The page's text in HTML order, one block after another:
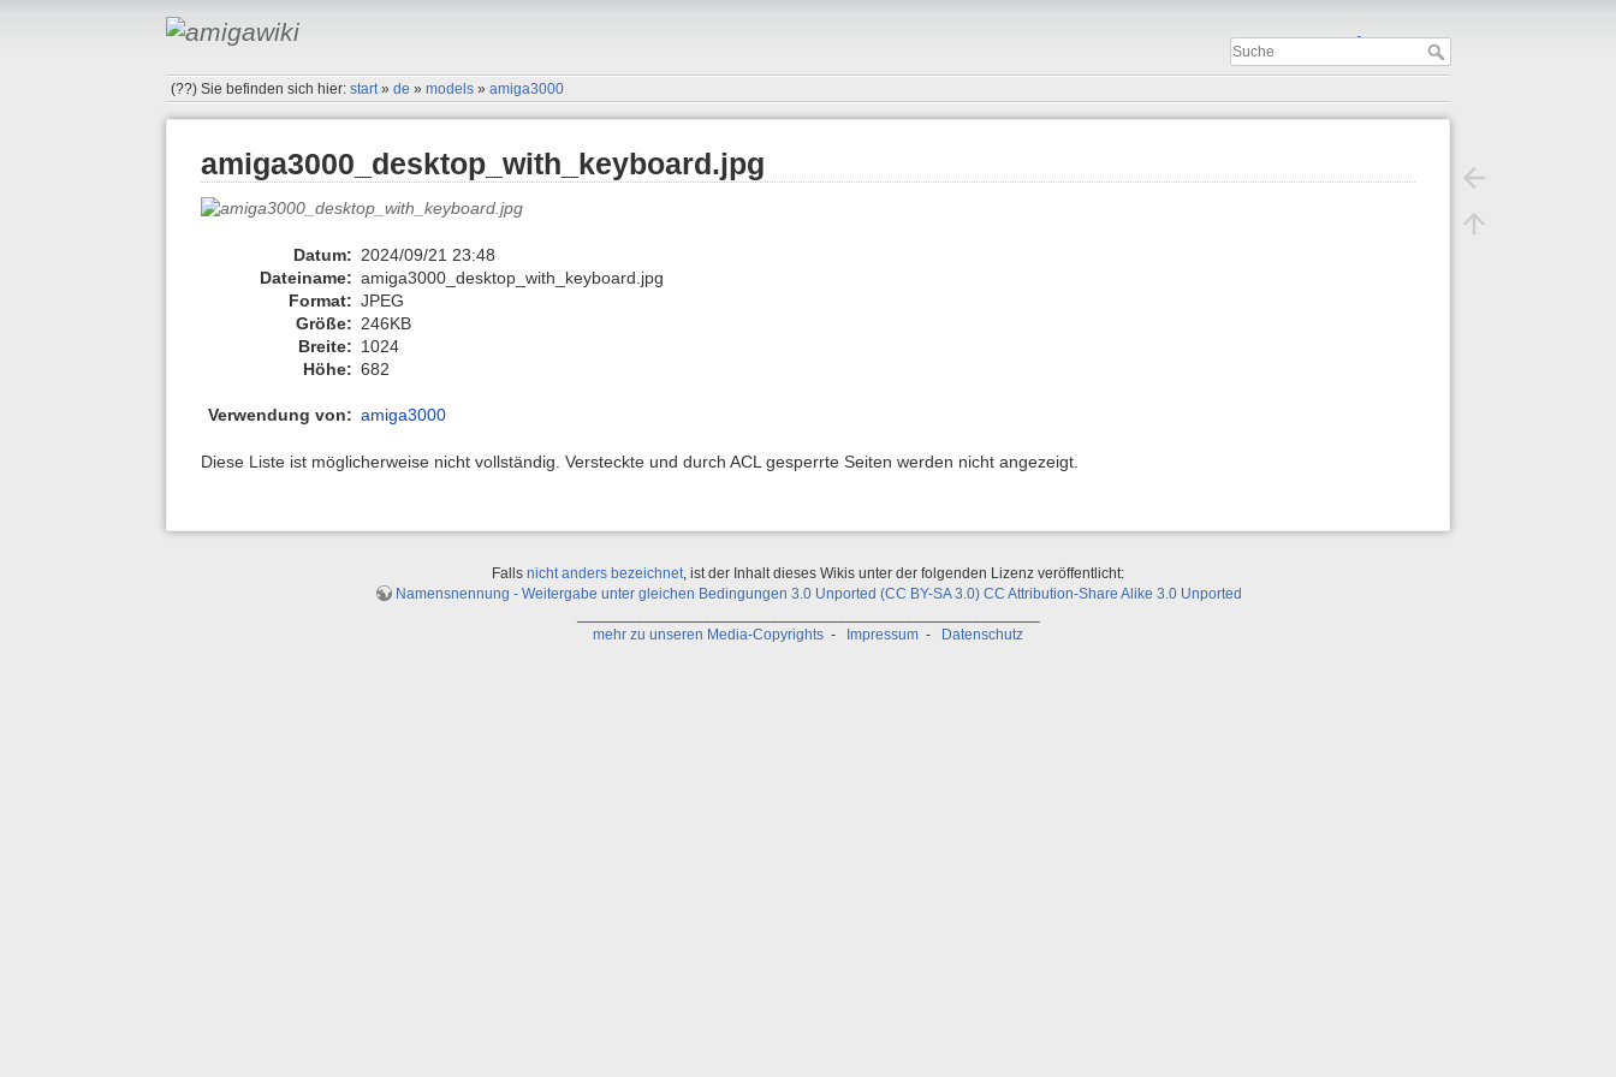
Important
(??)Sie befinden sich hier:start »de »models »amiga3000
amiga3000_desktop_with_keyboard.jpg
Datum: 2024/09/21 23:48
Dateiname: amiga3000_desktop_with_keyboard.jpg
Format: JPEG
Größe: 246KB
Breite: 1024
Höhe: 682
Verwendung von: amiga3000
Diese Liste ist möglicherweise nicht vollständig. Versteckte und durch ACL gesperrte Seiten werden nicht angezeigt.
Falls nicht anders bezeichnet, ist der Inhalt dieses Wikis unter der folgenden Lizenz veröffentlicht:
Namensnennung - Weitergabe unter gleichen Bedingungen 3.0 Unported (CC BY-SA 3.0) CC Attribution-Share Alike 3.0 Unported
mehr zu unseren Media-Copyrights - Impressum - Datenschutz